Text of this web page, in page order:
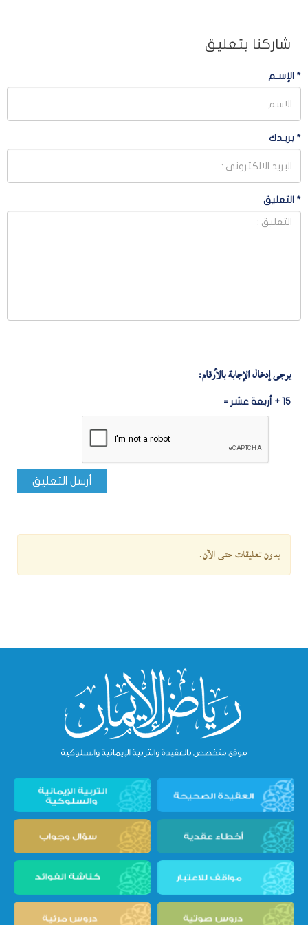
شاركنا بتعليق
* الإسـم
* بريـدك
* التعليق
يرجى إدخال الإجابة بالأرقام:
15 + أربعة عشر =
أرسل التعليق
بدون تعليقات حتى الآن.